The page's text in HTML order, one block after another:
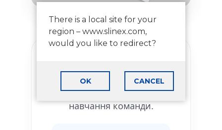
зручним помічником у
щоденній роботі: як на
зустрічах, так і під час
навчання команди.
There is a local site for your
region – www.slinex.com,
would you like to redirect?
OK CANCEL